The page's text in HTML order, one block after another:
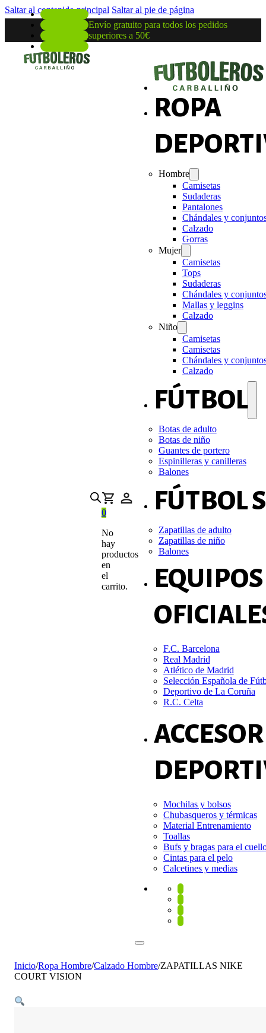
Saltar al contenido principal Saltar al pie de página
Envío gratuito para todos los pedidos
superiores a 50€
0
No
hay
productos
en
el
carrito.
ROPA
Hombre
Camisetas
Sudaderas
Pantalones
Chándales y
Calzado
Gorras
Mujer
Camisetas
Tops
Sudaderas
Chándales y
Mallas y leggins
Calzado
Niño
Camisetas
Camisetas
Chándales y
Calzado
FÚTBOL
Botas de adulto
Botas de niño
Guantes de portero
Espinilleras y canilleras
Balones
FÚTBOL
Zapatillas de adulto
Zapatillas de niño
Balones
EQUIPOS
F.C. Barcelona
Real Madrid
Atlético de Madrid
Selección Española de
Deportivo de La Coruña
R.C. Celta
Mochilas y bolsos
Chubasqueros y térmicas
Material Entrenamiento
Toallas
Bufs y bragas para el
Cintas para el pelo
Calcetines y medias
Inicio/Ropa Hombre/Calzado Hombre/ZAPATILLAS NIKE
COURT VISION